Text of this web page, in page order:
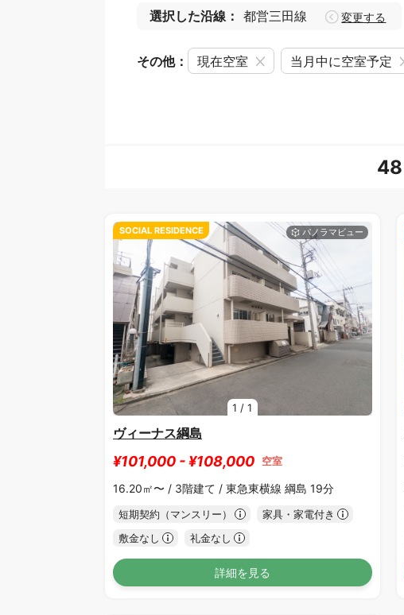
選択した沿線： 都営三田線 変更する
その他： 現在空室 当月中に空室予定
48
1 /1
SOCIAL RESIDENCE
ヴィーナス綱島
¥101,000 - ¥108,000 空室
16.20㎡〜 / 3階建て / 東急東横線 綱島 19分
短期契約（マンスリー）
家具・家電付き
敷金なし
礼金なし
詳細を見る